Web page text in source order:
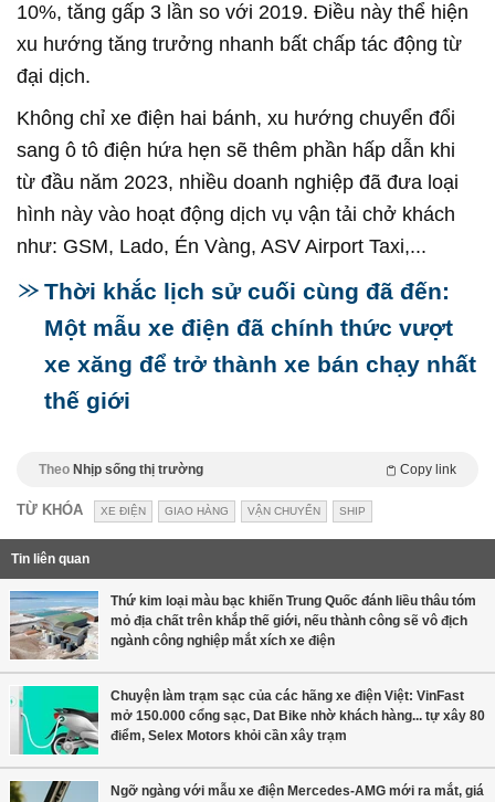
10%, tăng gấp 3 lần so với 2019. Điều này thể hiện
xu hướng tăng trưởng nhanh bất chấp tác động từ
đại dịch.
Không chỉ xe điện hai bánh, xu hướng chuyển đổi
sang ô tô điện hứa hẹn sẽ thêm phần hấp dẫn khi
từ đầu năm 2023, nhiều doanh nghiệp đã đưa loại
hình này vào hoạt động dịch vụ vận tải chở khách
như: GSM, Lado, Én Vàng, ASV Airport Taxi,...
Thời khắc lịch sử cuối cùng đã đến:
Một mẫu xe điện đã chính thức vượt
xe xăng để trở thành xe bán chạy nhất
thế giới
Theo Nhịp sống thị trường Copy link
TỪ KHÓA XE ĐIỆN GIAO HÀNG VẬN CHUYỂN SHIP
Tin liên quan
Thứ kim loại màu bạc khiến Trung Quốc đánh liều thâu tóm
mỏ địa chất trên khắp thế giới, nếu thành công sẽ vô địch
ngành công nghiệp mắt xích xe điện
Chuyện làm trạm sạc của các hãng xe điện Việt: VinFast
mở 150.000 cổng sạc, Dat Bike nhờ khách hàng... tự xây 80
điểm, Selex Motors khỏi cần xây trạm
Ngỡ ngàng với mẫu xe điện Mercedes-AMG mới ra mắt, giá